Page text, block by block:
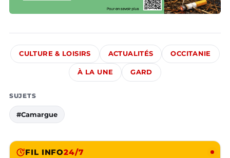
CULTURE & LOISIRS ACTUALITÉS OCCITANIE
À LA UNE GARD
SUJETS
#Camargue
FIL INFO24/7